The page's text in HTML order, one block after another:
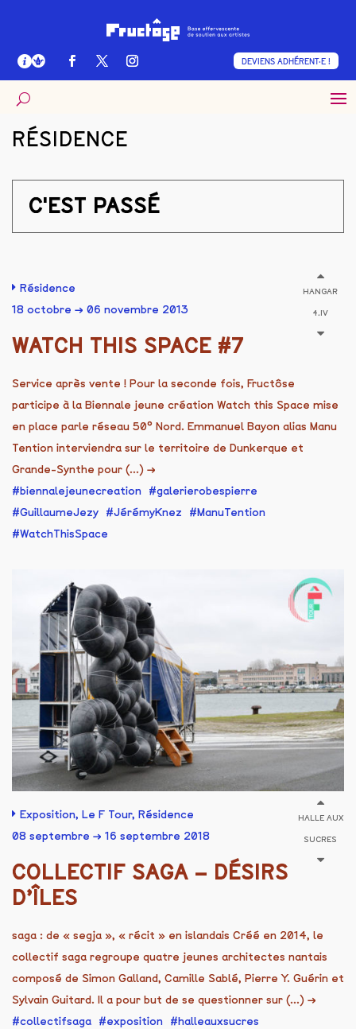
DEVIENS ADHÉRENT·E !
RÉSIDENCE
C'EST PASSÉ
Résidence
18 octobre → 06 novembre 2013
HANGAR
4.IV
WATCH THIS SPACE #7
Service après vente ! Pour la seconde fois, Fructôse
participe à la Biennale jeune création Watch this Space mise
en place parle réseau 50° Nord. Emmanuel Bayon alias Manu
Tention interviendra sur le territoire de Dunkerque et
Grande-Synthe pour (...) →
biennalejeunecreation
galerierobespierre
GuillaumeJezy
JérémyKnez
ManuTention
WatchThisSpace
Exposition, Le F Tour, Résidence
08 septembre → 16 septembre 2018
HALLE AUX
SUCRES
COLLECTIF SAGA – DÉSIRS
D’ÎLES
saga : de « segja », « récit » en islandais Créé en 2014, le
collectif saga regroupe quatre jeunes architectes nantais
composé de Simon Galland, Camille Sablé, Pierre Y. Guérin et
Sylvain Guitard. Il a pour but de se questionner sur (...) →
collectifsaga
exposition
halleauxsucres